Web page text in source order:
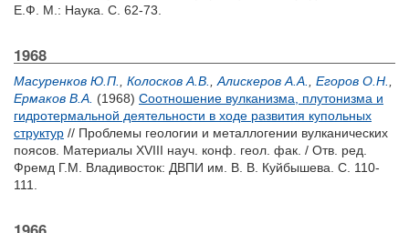
Е.Ф.
М.: Наука. С. 62-73.
1968
Масуренков Ю.П. Колосков А.В. Алискеров А.А. Егоров О.Н.
Ермаков В.А. (1968) Соотношение вулканизма, плутонизма и
гидротермальной деятельности в ходе развития купольных
структур // Проблемы геологии и металлогении вулканических
поясов. Материалы XVIII науч. конф. геол. фак. / Отв. ред.
Фремд Г.М.
Владивосток: ДВПИ им. В. В. Куйбышева. С. 110-
111.